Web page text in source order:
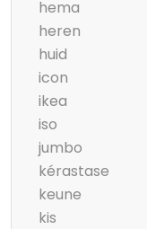
hema
heren
huid
icon
ikea
iso
jumbo
kérastase
keune
kis